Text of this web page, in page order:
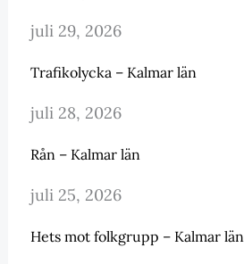
juli 29, 2026
Trafikolycka – Kalmar län
juli 28, 2026
Rån – Kalmar län
juli 25, 2026
Hets mot folkgrupp – Kalmar län